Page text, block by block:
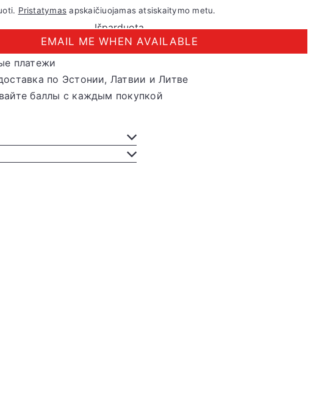
Pristatymas apskaičiuojamas atsiskaitymo metu.
Išparduota
EMAIL ME WHEN AVAILABLE
платежи
по Эстонии, Латвии и Литве
баллы с каждым покупкой